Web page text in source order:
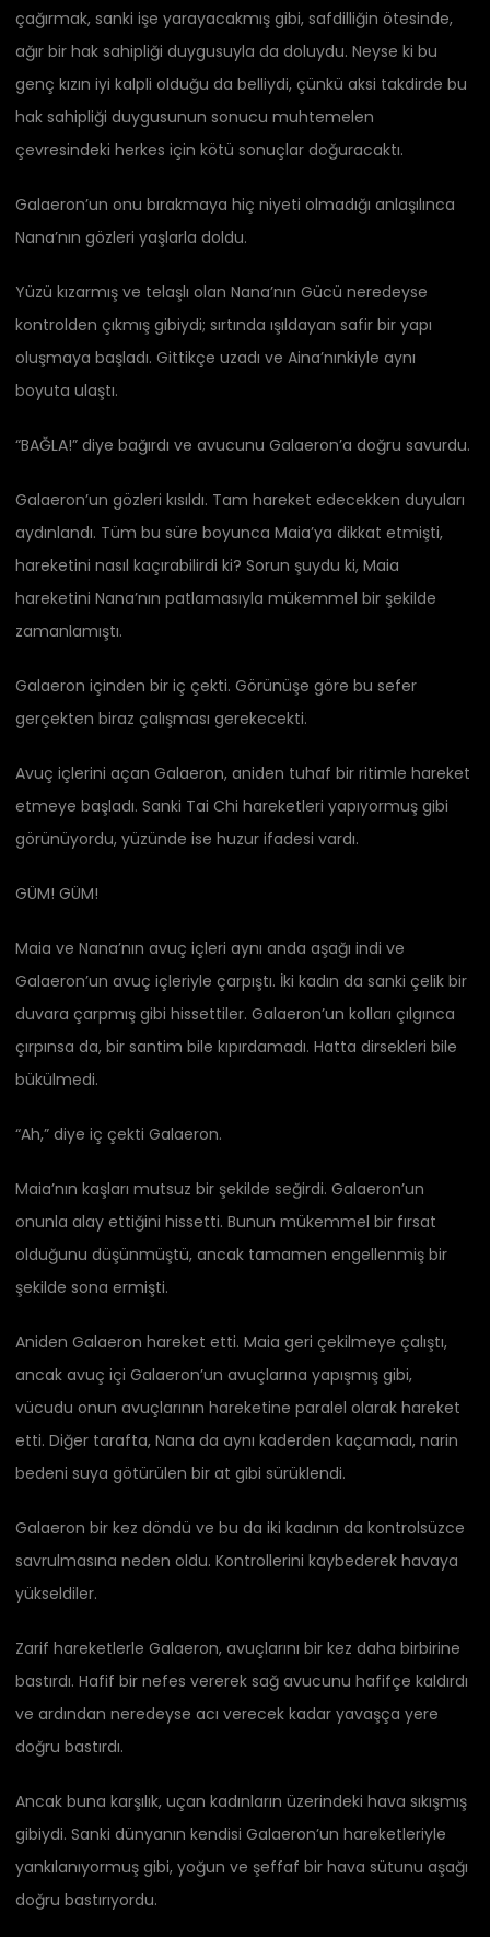
çağırmak, sanki işe yarayacakmış gibi, safdilliğin ötesinde,
ağır bir hak sahipliği duygusuyla da doluydu. Neyse ki bu
genç kızın iyi kalpli olduğu da belliydi, çünkü aksi takdirde bu
hak sahipliği duygusunun sonucu muhtemelen
çevresindeki herkes için kötü sonuçlar doğuracaktı.
Galaeron’un onu bırakmaya hiç niyeti olmadığı anlaşılınca
Nana’nın gözleri yaşlarla doldu.
Yüzü kızarmış ve telaşlı olan Nana’nın Gücü neredeyse
kontrolden çıkmış gibiydi; sırtında ışıldayan safir bir yapı
oluşmaya başladı. Gittikçe uzadı ve Aina’nınkiyle aynı
boyuta ulaştı.
“BAĞLA!” diye bağırdı ve avucunu Galaeron’a doğru savurdu.
Galaeron’un gözleri kısıldı. Tam hareket edecekken duyuları
aydınlandı. Tüm bu süre boyunca Maia’ya dikkat etmişti,
hareketini nasıl kaçırabilirdi ki? Sorun şuydu ki, Maia
hareketini Nana’nın patlamasıyla mükemmel bir şekilde
zamanlamıştı.
Galaeron içinden bir iç çekti. Görünüşe göre bu sefer
gerçekten biraz çalışması gerekecekti.
Avuç içlerini açan Galaeron, aniden tuhaf bir ritimle hareket
etmeye başladı. Sanki Tai Chi hareketleri yapıyormuş gibi
görünüyordu, yüzünde ise huzur ifadesi vardı.
GÜM! GÜM!
Maia ve Nana’nın avuç içleri aynı anda aşağı indi ve
Galaeron’un avuç içleriyle çarpıştı. İki kadın da sanki çelik bir
duvara çarpmış gibi hissettiler. Galaeron’un kolları çılgınca
çırpınsa da, bir santim bile kıpırdamadı. Hatta dirsekleri bile
bükülmedi.
“Ah,” diye iç çekti Galaeron.
Maia’nın kaşları mutsuz bir şekilde seğirdi. Galaeron’un
onunla alay ettiğini hissetti. Bunun mükemmel bir fırsat
olduğunu düşünmüştü, ancak tamamen engellenmiş bir
şekilde sona ermişti.
Aniden Galaeron hareket etti. Maia geri çekilmeye çalıştı,
ancak avuç içi Galaeron’un avuçlarına yapışmış gibi,
vücudu onun avuçlarının hareketine paralel olarak hareket
etti. Diğer tarafta, Nana da aynı kaderden kaçamadı, narin
bedeni suya götürülen bir at gibi sürüklendi.
Galaeron bir kez döndü ve bu da iki kadının da kontrolsüzce
savrulmasına neden oldu. Kontrollerini kaybederek havaya
yükseldiler.
Zarif hareketlerle Galaeron, avuçlarını bir kez daha birbirine
bastırdı. Hafif bir nefes vererek sağ avucunu hafifçe kaldırdı
ve ardından neredeyse acı verecek kadar yavaşça yere
doğru bastırdı.
Ancak buna karşılık, uçan kadınların üzerindeki hava sıkışmış
gibiydi. Sanki dünyanın kendisi Galaeron’un hareketleriyle
yankılanıyormuş gibi, yoğun ve şeffaf bir hava sütunu aşağı
doğru bastırıyordu.